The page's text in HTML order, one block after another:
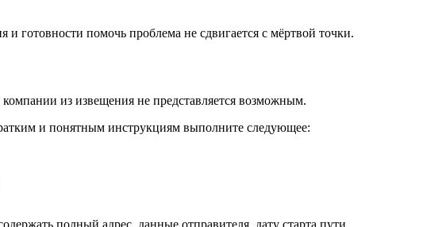
готовности помочь проблема не сдвигается с мёртвой точки.
из извещения не представляется возможным.
и понятным инструкциям выполните следующее: